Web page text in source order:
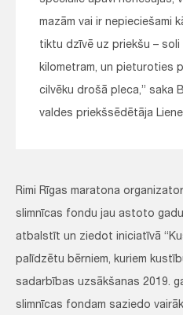
mazām vai ir nepieciešami
tiktu dzīvē uz priekšu – soli
kilometram, un pieturoties
cilvēku drošā pleca,” saka
valdes priekšsēdētāja
Rimi Rīgas maratona
slimnīcas fondu jau astoto
atbalstīt un ziedot iniciatīvā
palīdzētu bērniem, kuriem
sadarbības uzsākšanas 2019.
slimnīcas fondam saziedo